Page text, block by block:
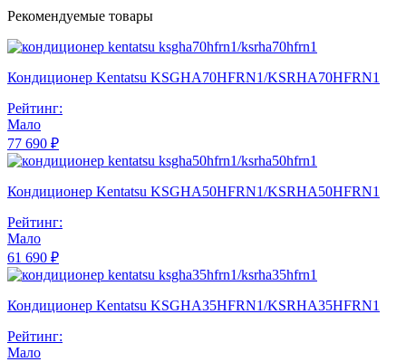
Рекомендуемые товары
Кондиционер Kentatsu KSGHA70HFRN1/KSRHA70HFRN1
Рейтинг:
Мало
77 690 ₽
Кондиционер Kentatsu KSGHA50HFRN1/KSRHA50HFRN1
Рейтинг:
Мало
61 690 ₽
Кондиционер Kentatsu KSGHA35HFRN1/KSRHA35HFRN1
Рейтинг:
Мало